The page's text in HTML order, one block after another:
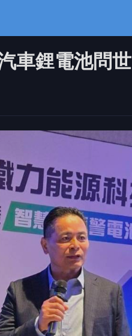
車鋰電池問世